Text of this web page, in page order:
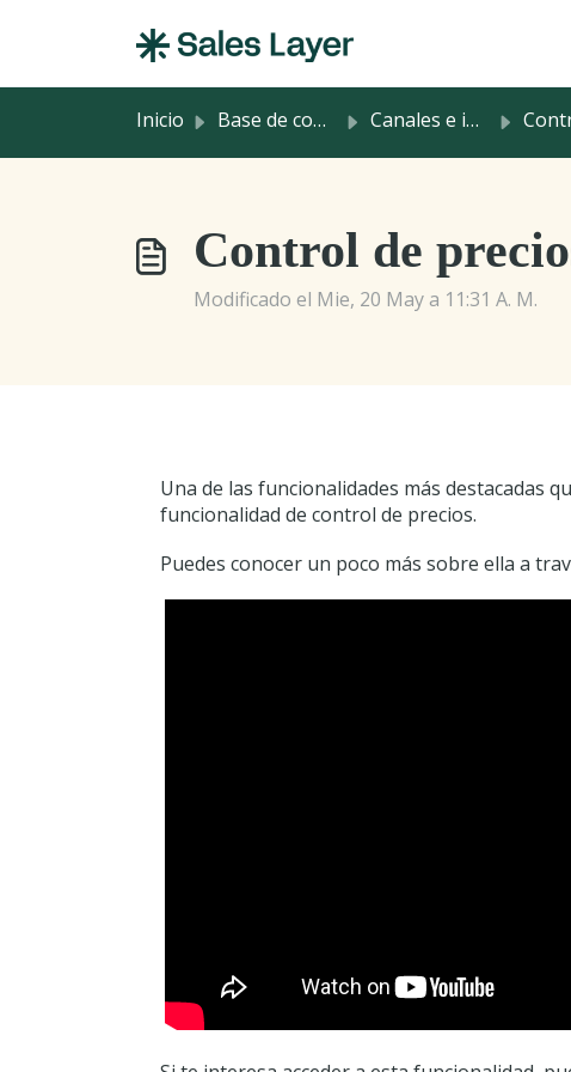
Inicio Base de conocimientos Canales e integraciones Control
Control de
Modificado el Mie, 20 May a 11:31 A. M.
Una de las funcionalidades más destacadas
funcionalidad de control de precios.
Puedes conocer un poco más sobre ella a